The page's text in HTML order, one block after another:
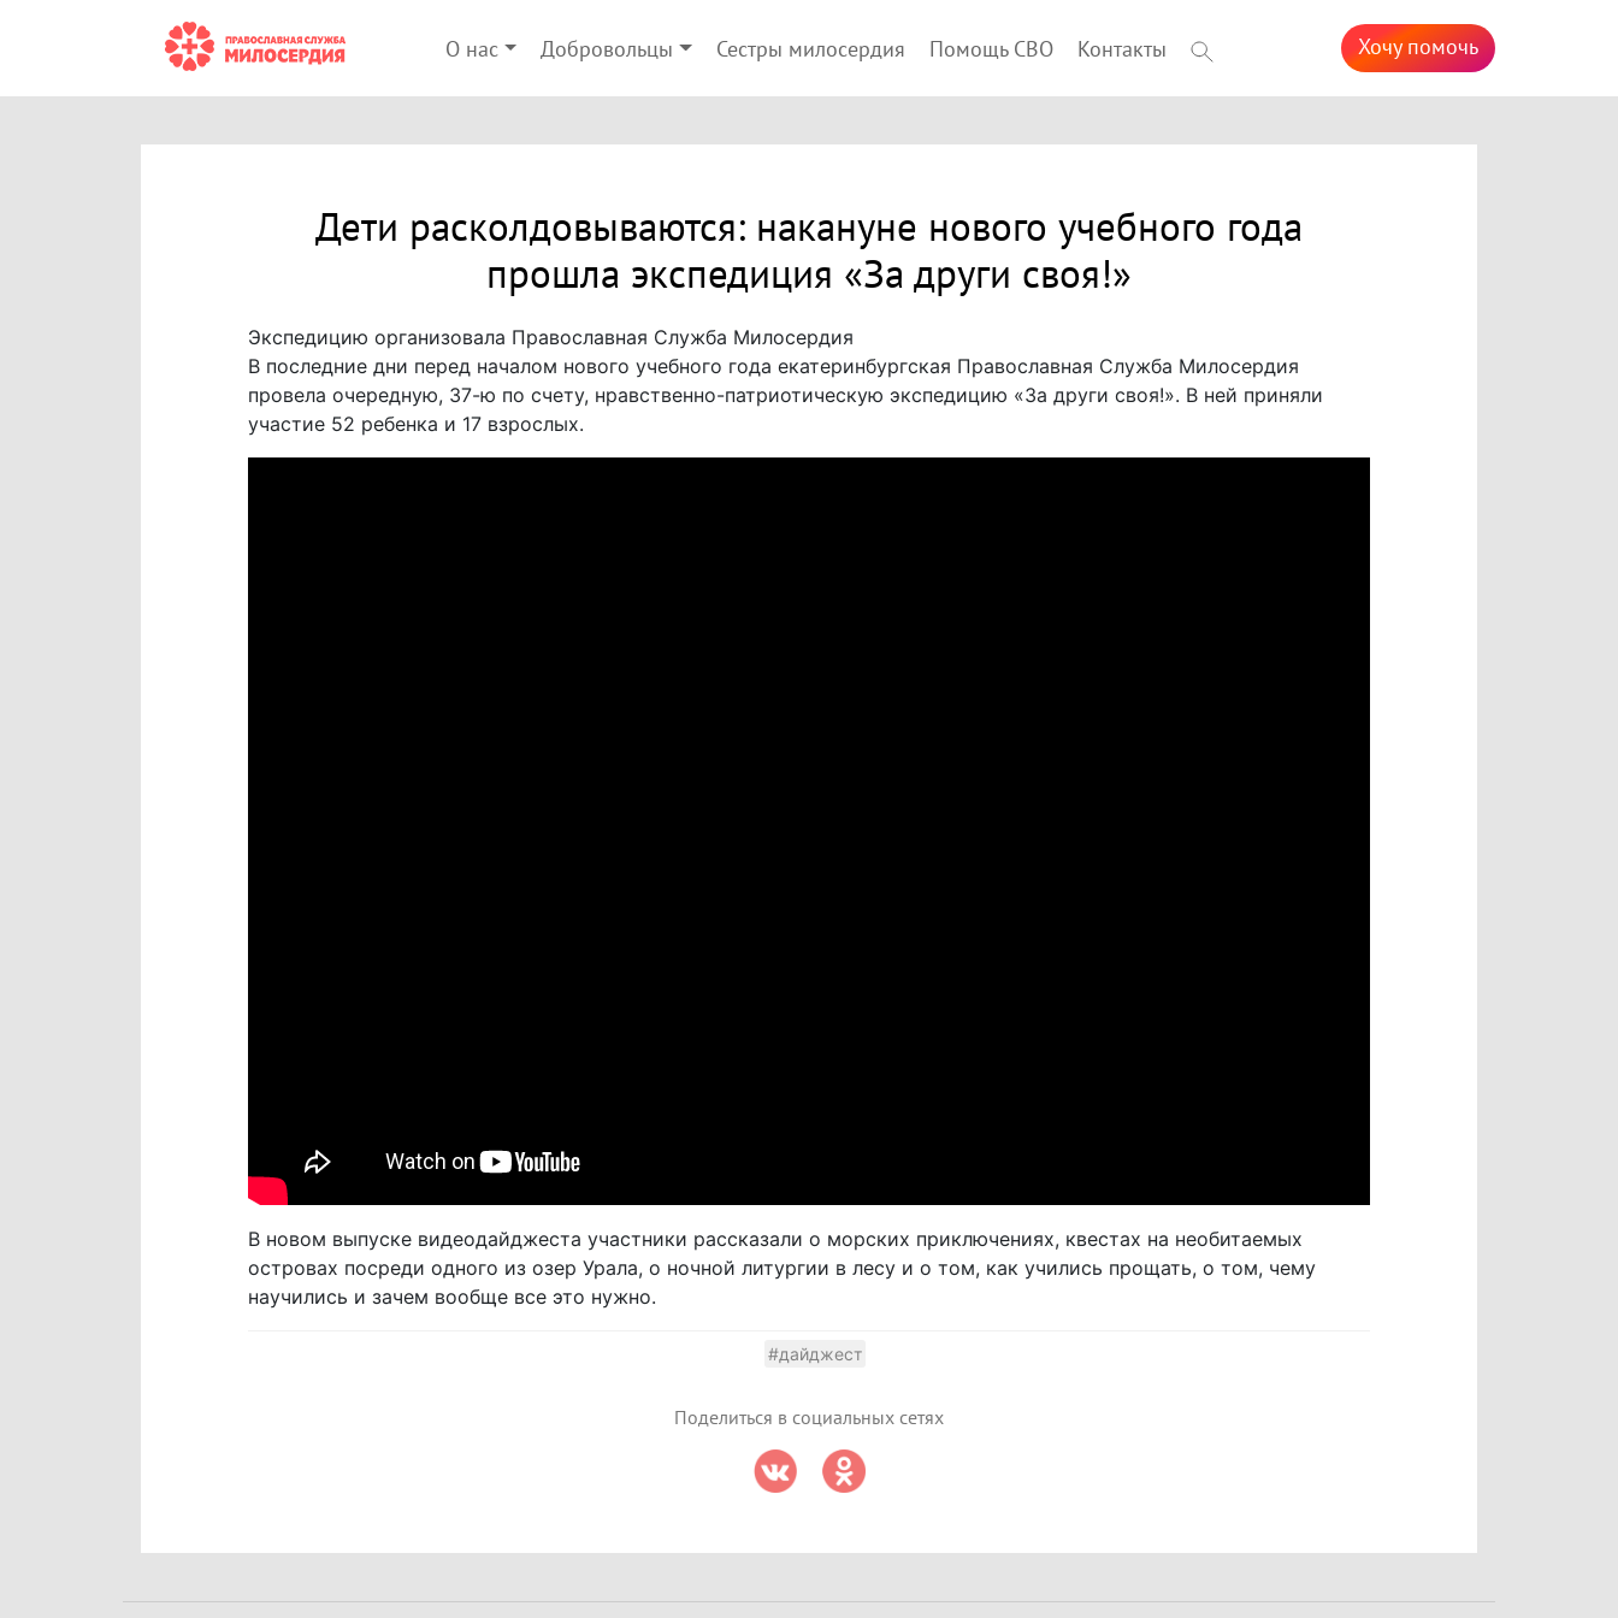
О нас Добровольцы Сестры милосердия Помощь СВО Контакты Хочу помочь
Дети расколдовываются: накануне нового учебного года
прошла экспедиция «За други своя!»
Экспедицию организовала Православная Служба Милосердия
В последние дни перед началом нового учебного года екатеринбургская Православная Служба Милосердия
провела очередную, 37-ю по счету, нравственно-патриотическую экспедицию «За други своя!». В ней приняли
участие 52 ребенка и 17 взрослых.
В новом выпуске видеодайджеста участники рассказали о морских приключениях, квестах на необитаемых
островах посреди одного из озер Урала, о ночной литургии в лесу и о том, как учились прощать, о том, чему
научились и зачем вообще все это нужно.
#дайджест
Поделиться в социальных сетях